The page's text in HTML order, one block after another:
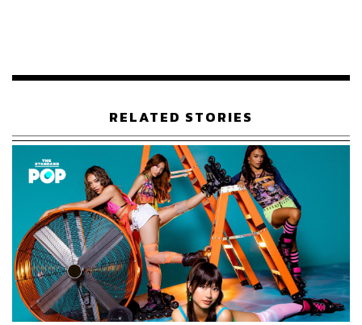
RELATED STORIES